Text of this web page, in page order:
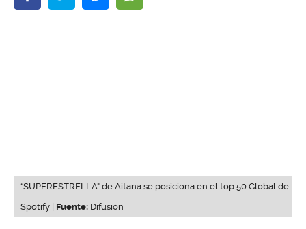
“SUPERESTRELLA" de Aitana se posiciona en el top 50 Global de
Spotify | Fuente: Difusión